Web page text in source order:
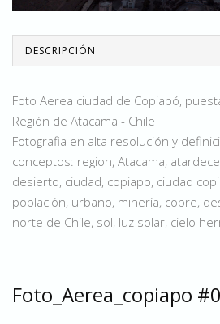
DESCRIPCIÓN
Foto Aerea ciudad de Copiapó,
Región de Atacama - Chile
Fotografia en alta resolución y
conceptos: region, Atacama,
desierto, ciudad, copiapo, ciudad
población, urbano, minería, cobre,
norte de Chile, sol, luz solar, cielo
Foto_Aerea_copiapo